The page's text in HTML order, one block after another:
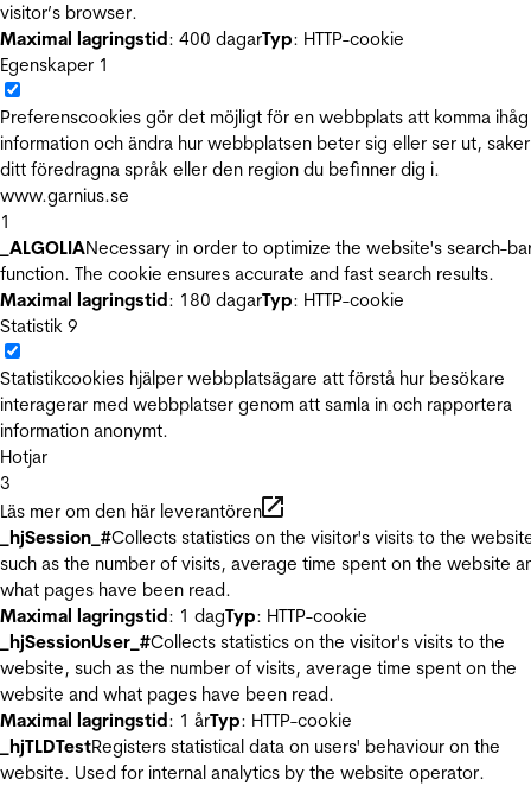
visitor’s browser.
Maximal lagringstid: 400 dagarTyp: HTTP-cookie
Egenskaper 1
Preferenscookies gör det möjligt för en webbplats att komma ihåg
information och ändra hur webbplatsen beter sig eller ser ut,
ditt föredragna språk eller den region du befinner dig i.
www.garnius.se
1
_ALGOLIANecessary in order to optimize the website's search-
function. The cookie ensures accurate and fast search results.
Maximal lagringstid: 180 dagarTyp: HTTP-cookie
Statistik 9
Statistikcookies hjälper webbplatsägare att förstå hur besökare
interagerar med webbplatser genom att samla in och rapportera
information anonymt.
Hotjar
3
Läs mer om den här leverantören
_hjSession_#Collects statistics on the visitor's visits to the
such as the number of visits, average time spent on the website
what pages have been read.
Maximal lagringstid: 1 dagTyp: HTTP-cookie
_hjSessionUser_#Collects statistics on the visitor's visits to the
website, such as the number of visits, average time spent on the
website and what pages have been read.
Maximal lagringstid: 1 årTyp: HTTP-cookie
_hjTLDTestRegisters statistical data on users' behaviour on the
website. Used for internal analytics by the website operator.